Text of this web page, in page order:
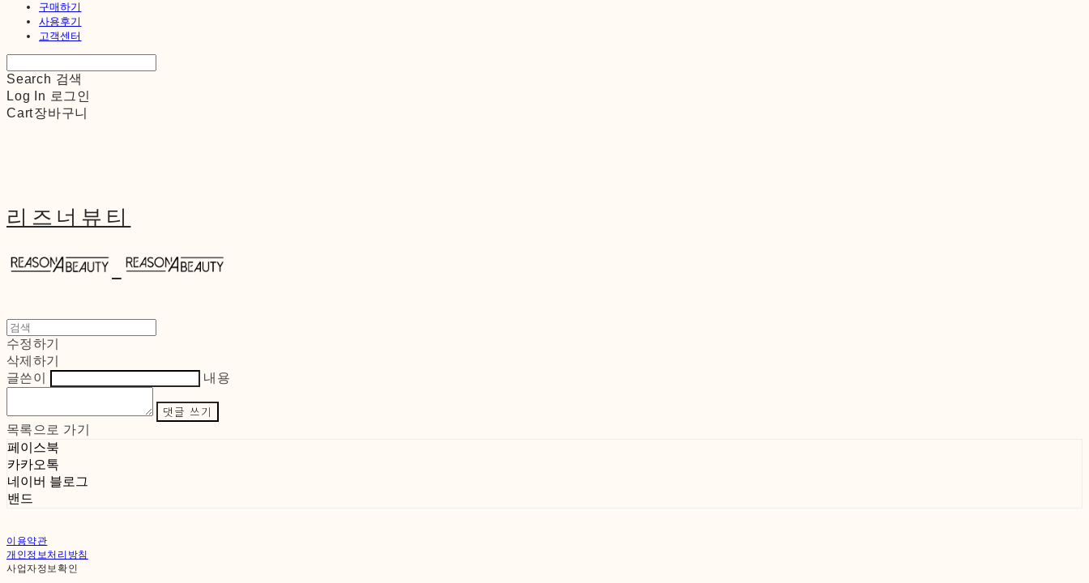
구매하기
사용후기
고객센터
Search 검색
Log In 로그인
Cart장바구니
리즈너뷰티
수정하기
삭제하기
글쓴이
내용
댓글 쓰기
목록으로 가기
페이스북
카카오톡
네이버 블로그
밴드
이용약관
개인정보처리방침
사업자정보확인